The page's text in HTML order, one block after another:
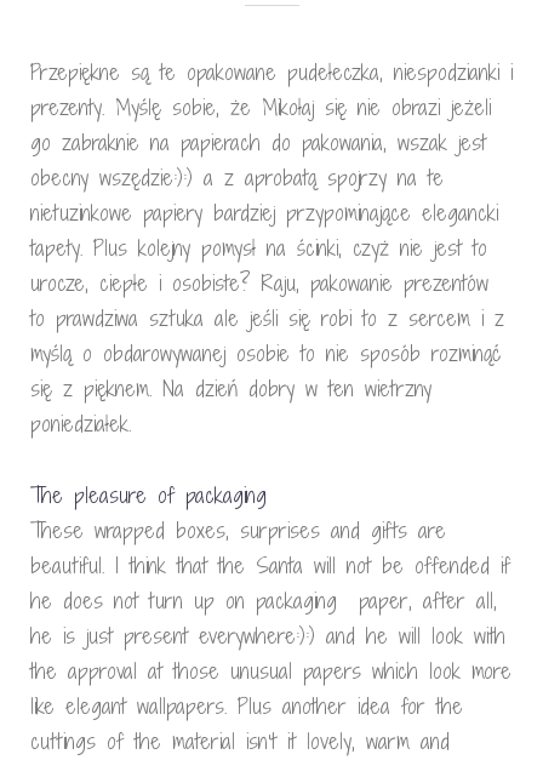
Przepiękne są te opakowane pudełeczka, niespodzianki i
prezenty. Myślę sobie, że Mikołaj się nie obrazi jeżeli
go zabraknie na papierach do pakowania, wszak jest
obecny wszędzie:):) a z aprobatą spojrzy na te
nietuzinkowe papiery bardziej przypominające elegancki
tapety. Plus kolejny pomysł na ścinki, czyż nie jest to
urocze, ciepłe i osobiste? Raju, pakowanie prezentów
to prawdziwa sztuka ale jeśli się robi to z sercem i z
myślą o obdarowywanej osobie to nie sposób rozminąć
się z pięknem. Na dzień dobry w ten wietrzny
poniedziałek.
The pleasure of packaging
These wrapped boxes, surprises and gifts are
beautiful. I think that the Santa will not be offended if
he does not turn up on packaging paper, after all,
he is just present everywhere:):) and he will look with
the approval at those unusual papers which look more
like elegant wallpapers. Plus another idea for the
cuttings of the material isn’t it lovely, warm and